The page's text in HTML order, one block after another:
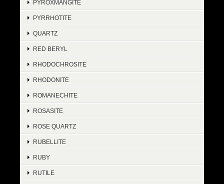
PYROXMANGITE
PYRRHOTITE
QUARTZ
RED BERYL
RHODOCHROSITE
RHODONITE
ROMANECHITE
ROSASITE
ROSE QUARTZ
RUBELLITE
RUBY
RUTILE